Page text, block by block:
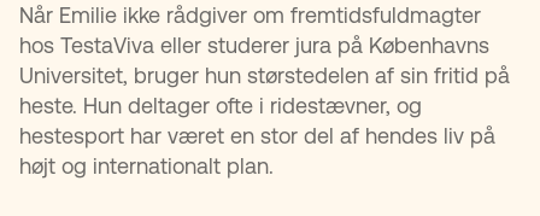
Når Emilie ikke rådgiver om fremtidsfuldmagter
hos TestaViva eller studerer jura på Københavns
Universitet, bruger hun størstedelen af sin fritid på
heste. Hun deltager ofte i ridestævner, og
hestesport har været en stor del af hendes liv på
højt og internationalt plan.